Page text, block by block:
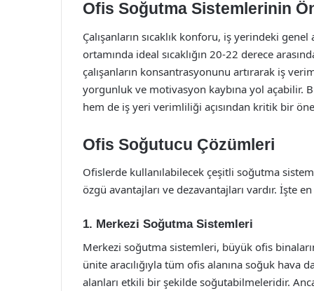
Ofis Soğutma Sistemlerinin
Çalışanların sıcaklık konforu, iş yerindeki
ortamında ideal sıcaklığın 20-22 derece
çalışanların konsantrasyonunu artırarak iş
yorgunluk ve motivasyon kaybına yol açabilir.
hem de iş yeri verimliliği açısından kritik bir
Ofis Soğutucu Çözümleri
Ofislerde kullanılabilecek çeşitli soğutma
özgü avantajları ve dezavantajları vardır. İşte
1. Merkezi Soğutma Sistemleri
Merkezi soğutma sistemleri, büyük ofis
ünite aracılığıyla tüm ofis alanına soğuk hava
alanları etkili bir şekilde soğutabilmeleridir.